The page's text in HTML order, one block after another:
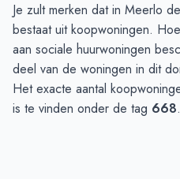
Je zult merken dat in Meerlo
bestaat uit koopwoningen.
aan sociale huurwoningen
deel van de woningen in dit
Het exacte aantal
is te vinden onder de tag 668.